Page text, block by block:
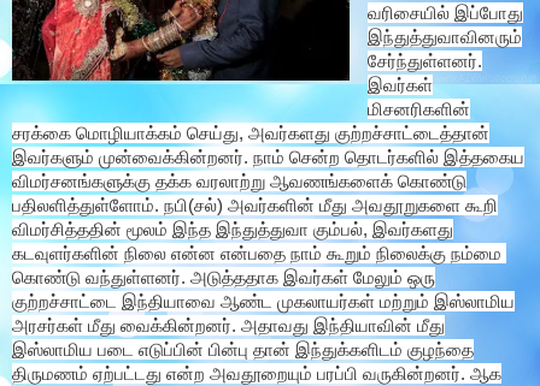
வரிசையில் இப்போது
இந்துத்துவாவினரும்
சேர்ந்துள்ளனர்.
இவர்கள்
மிசனரிகளின்
சரக்கை மொழியாக்கம் செய்து, அவர்களது குற்றச்சாட்டைத்தான்
இவர்களும் முன்வைக்கின்றனர். நாம் சென்ற தொடர்களில் இத்தகைய
விமர்சனங்களுக்கு தக்க வரலாற்று ஆவணங்களைக் கொண்டு
பதிலளித்துள்ளோம். நபி(சல்) அவர்களின் மீது அவதூறுகளை கூறி
விமர்சித்ததின் மூலம் இந்த இந்துத்துவா கும்பல், இவர்களது
கடவுளர்களின் நிலை என்ன என்பதை நாம் கூறும் நிலைக்கு நம்மை
கொண்டு வந்துள்ளனர். அடுத்ததாக இவர்கள் மேலும் ஒரு
குற்றச்சாட்டை இந்தியாவை ஆண்ட முகலாயர்கள் மற்றும் இஸ்லாமிய
அரசர்கள் மீது வைக்கின்றனர். அதாவது இந்தியாவின் மீது
இஸ்லாமிய படை எடுப்பின் பின்பு தான் இந்துக்களிடம் குழந்தை
திருமணம் ஏற்பட்டது என்ற அவதூறையும் பரப்பி வருகின்றனர். ஆக